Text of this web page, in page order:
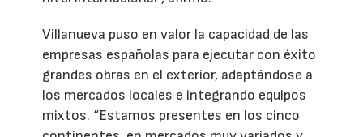
Villanueva puso en valor la capacidad de las
empresas españolas para ejecutar con éxito
grandes obras en el exterior, adaptándose a
los mercados locales e integrando equipos
mixtos. “Estamos presentes en los cinco